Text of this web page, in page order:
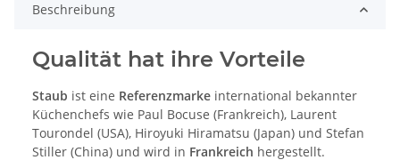
Beschreibung
Qualität hat ihre Vorteile
Staub ist eine Referenzmarke international bekannter
Küchenchefs wie Paul Bocuse (Frankreich), Laurent
Tourondel (USA), Hiroyuki Hiramatsu (Japan) und Stefan
Stiller (China) und wird in Frankreich hergestellt.